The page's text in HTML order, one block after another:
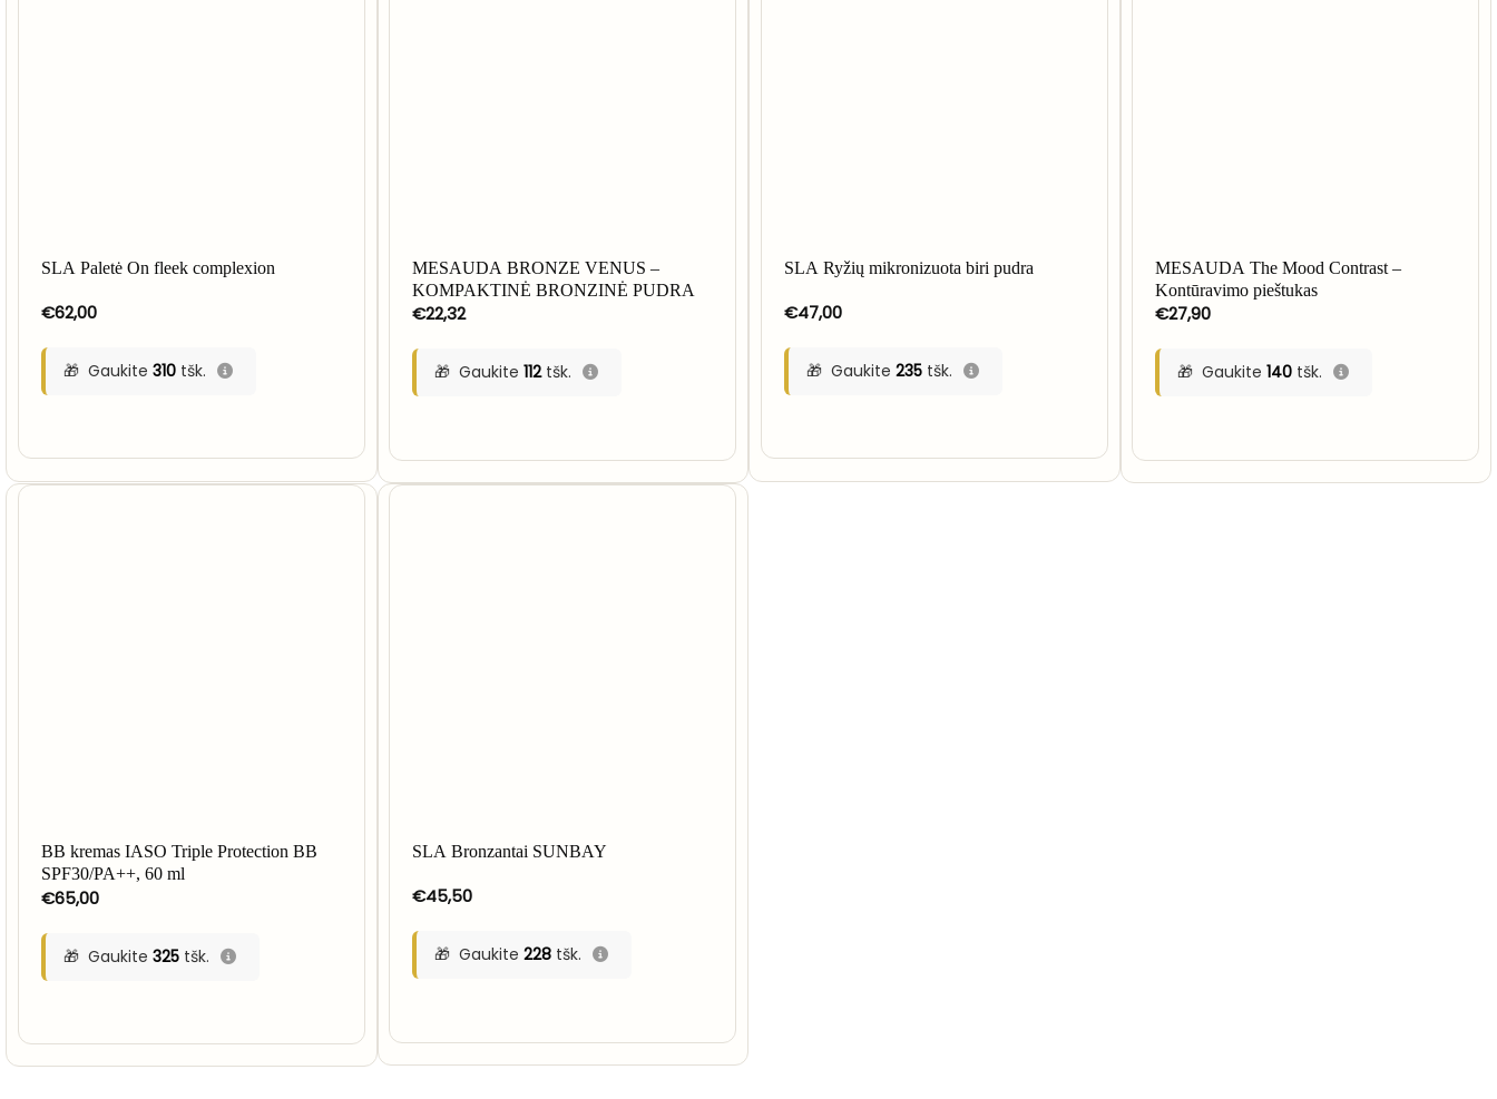
SLA Paletė On fleek complexion
€62,00
Gaukite 310tšk.
MESAUDA BRONZE VENUS –
KOMPAKTINĖ BRONZINĖ PUDRA
€22,32
Gaukite112tšk.
SLA Ryžių mikronizuota biri pudra
€47,00
Gaukite 235tšk.
MESAUDA The Mood Contrast –
Kontūravimo pieštukas
€27,90
Gaukite140 tšk.
BB kremas IASO Triple Protection BB
SPF30/PA++, 60 ml
€65,00
Gaukite 325tšk.
SLA Bronzantai SUNBAY
€45,50
Gaukite228 tšk.